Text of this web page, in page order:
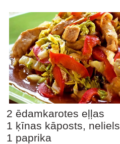
2 ēdamkarotes eļļas
1 ķīnas kāposts, neliels
1 paprika